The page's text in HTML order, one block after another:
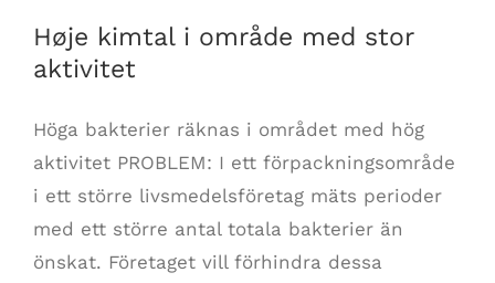
Høje kimtal i område med stor
aktivitet
Höga bakterier räknas i området med hög
aktivitet PROBLEM: I ett förpackningsområde
i ett större livsmedelsföretag mäts perioder
med ett större antal totala bakterier än
önskat. Företaget vill förhindra dessa